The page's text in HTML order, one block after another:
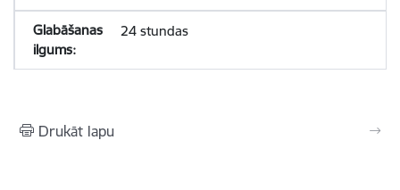
24 stundas
Drukāt lapu